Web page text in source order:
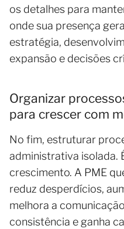
os detalhes para
onde sua presença
estratégia,
expansão e decisões
Organizar
para crescer com
No fim, estruturar
administrativa isolada.
crescimento. A PME
reduz desperdícios,
melhora a
consistência e ganha